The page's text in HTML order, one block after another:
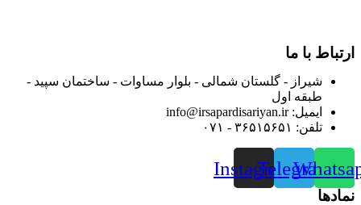
ارتباط با ما
شیراز - گلستان شمالی - بلوار مساوات - ساختمان سپید -
طبقه اول
ایمیل: info@irsapardisariyan.ir
تلفن: ۳۶۵۱۵۶۵۱ - ۰۷۱
Telegram
Instagram
نمادها